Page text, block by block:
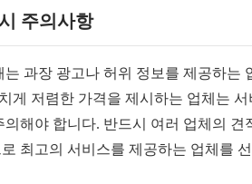
주의사항
과장 광고나 허위 정보를 제공하는
게 저렴한 가격을 제시하는 업체는 서
해야 합니다. 반드시 여러 업체의 견
최고의 서비스를 제공하는 업체를